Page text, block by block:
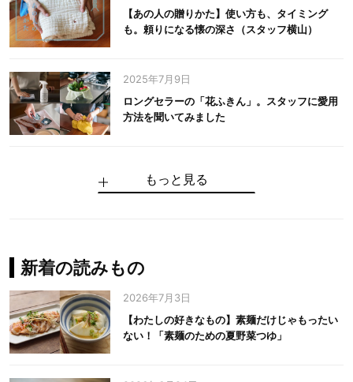
【あの人の贈りかた】使い方も、タイミング
も。頼りになる懐の深さ（スタッフ横山）
2025年7月9日
ロングセラーの「花ふきん」。スタッフに愛用
方法を聞いてみました
手仕事だからできる“いいもの”を作り続ける。
麻の老舗が届けたい、麻の魅力をのせた衣「中
中川政七商店の謎を解く、6つの問いと1つの答
100年先の日本に工芸があるように。中川政七
中川政七商店スタッフが綴る「今日も、土鍋ま
【わたしの好きなもの】素麺だけじゃもったい
もっと見る
新着の読みもの
2026年7月3日
【わたしの好きなもの】素麺だけじゃもったい
ない！「素麺のための夏野菜つゆ」